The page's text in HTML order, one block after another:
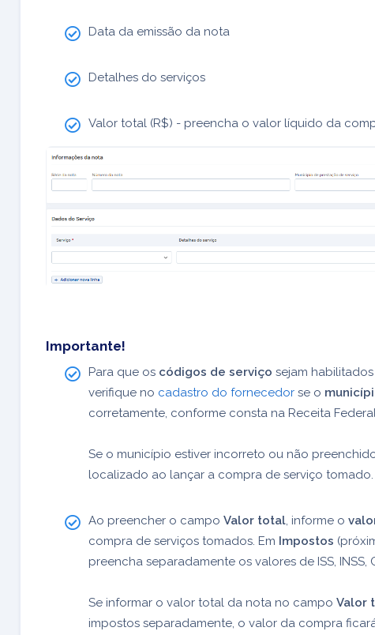
Data da emissão da nota
Detalhes do serviços
Valor total (R$) - preencha o valor líquido da
Importante!
Para que os códigos de serviço sejam
verifique no cadastro do fornecedor se o
corretamente, conforme consta na Receita
Se o município estiver incorreto ou não
localizado ao lançar a compra de serviço tomado.
Ao preencher o campo Valor total, informe o
compra de serviços tomados. Em Impostos
preencha separadamente os valores de ISS, INSS,
Se informar o valor total da nota no campo Valor
impostos separadamente, o valor da compra